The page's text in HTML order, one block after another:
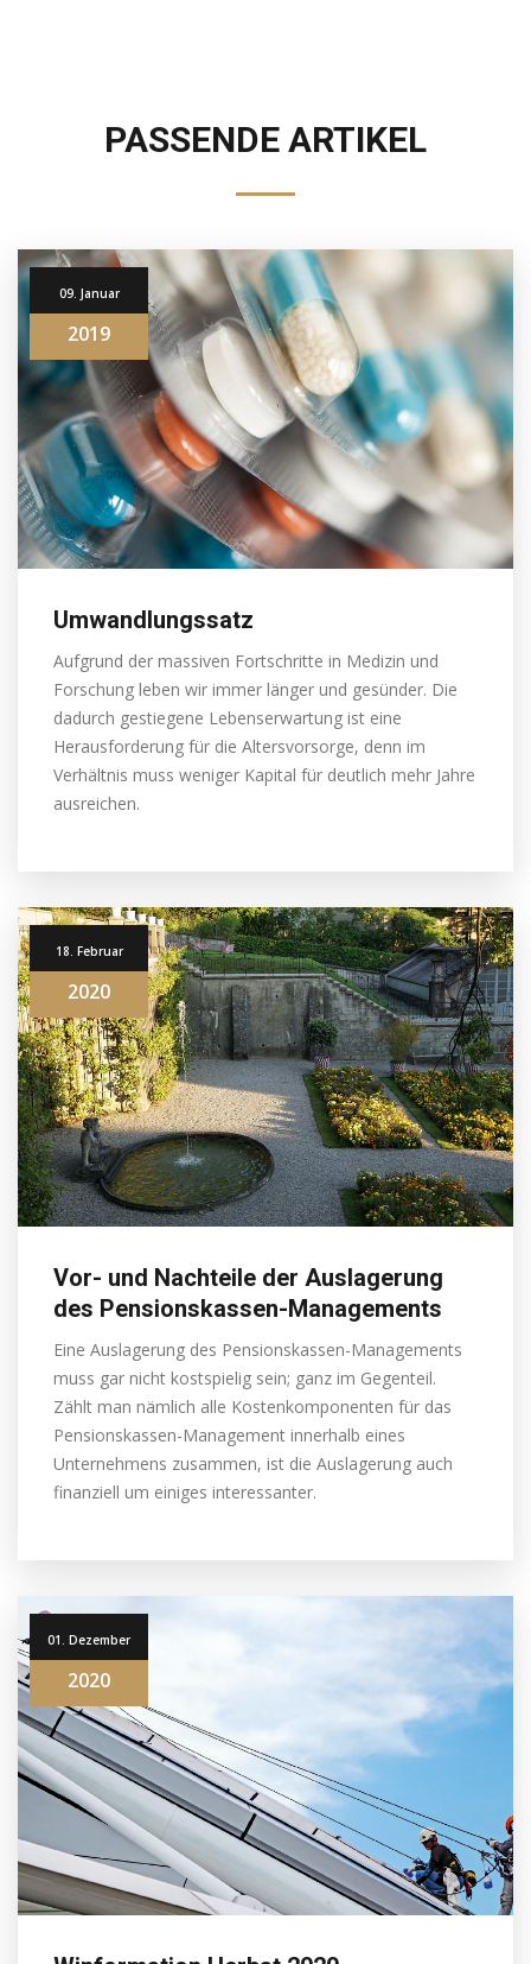
PASSENDE ARTIKEL
09. Januar
2019
Umwandlungssatz
Aufgrund der massiven Fortschritte in Medizin und
Forschung leben wir immer länger und gesünder. Die
dadurch gestiegene Lebenserwartung ist eine
Herausforderung für die Altersvorsorge, denn im
Verhältnis muss weniger Kapital für deutlich mehr Jahre
ausreichen.
18. Februar
2020
Vor- und Nachteile der Auslagerung
des Pensionskassen-Managements
Eine Auslagerung des Pensionskassen-Managements
muss gar nicht kostspielig sein; ganz im Gegenteil.
Zählt man nämlich alle Kostenkomponenten für das
Pensionskassen-Management innerhalb eines
Unternehmens zusammen, ist die Auslagerung auch
finanziell um einiges interessanter.
01. Dezember
2020